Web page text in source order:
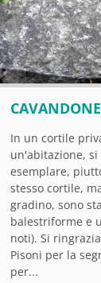
In un cortile
un'abitazione,
esemplare,
stesso cortile,
gradino, sono
balestriforme e
noti). Si
Pisoni per la
per...